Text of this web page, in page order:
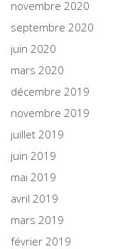
novembre 2020
septembre 2020
juin 2020
mars 2020
décembre 2019
novembre 2019
juillet 2019
juin 2019
mai 2019
avril 2019
mars 2019
février 2019